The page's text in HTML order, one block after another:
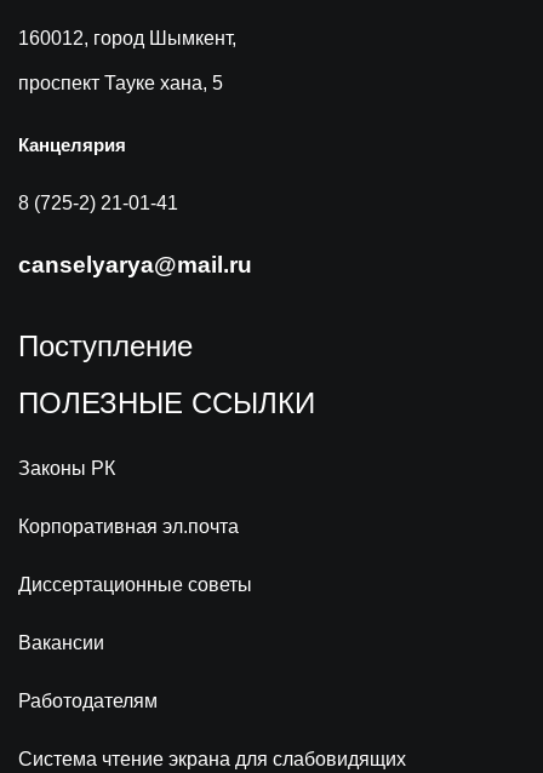
160012, город Шымкент,
проспект Тауке хана, 5
Канцелярия
8 (725-2) 21-01-41
canselyarya@mail.ru
Поступление
ПОЛЕЗНЫЕ ССЫЛКИ
Законы РК
Корпоративная эл.почта
Диссертационные советы
Вакансии
Работодателям
Система чтение экрана для слабовидящих